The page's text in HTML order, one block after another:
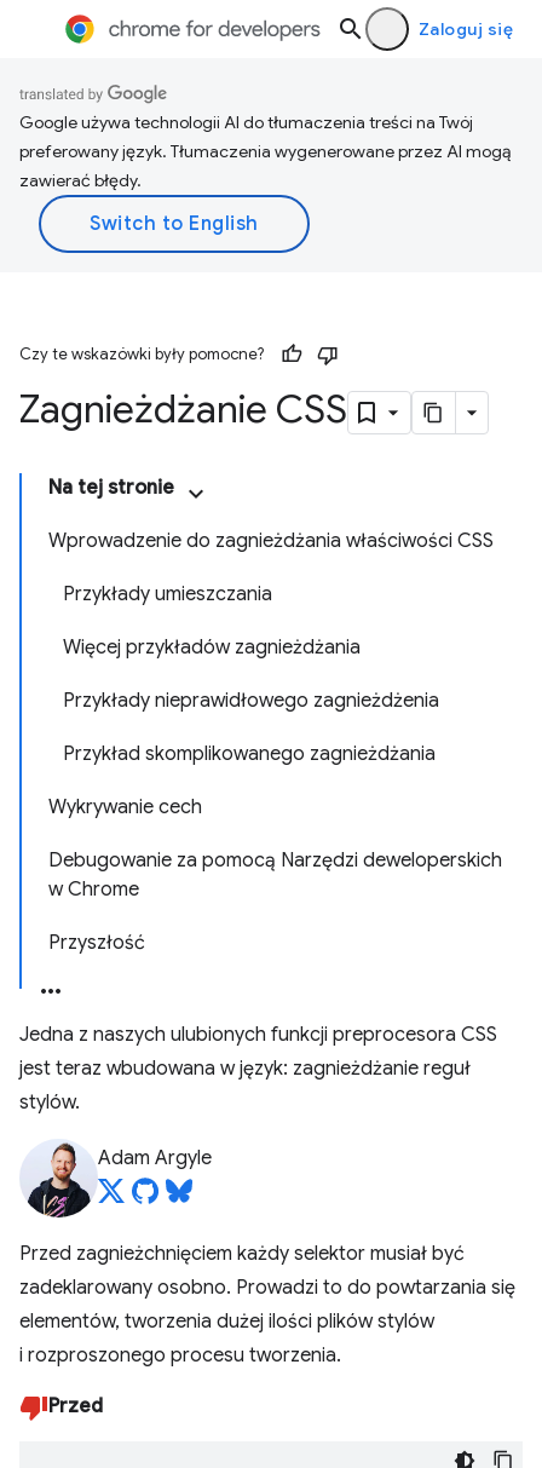
Zaloguj się
Google używa technologii AI do tłumaczenia treści na Twój
preferowany język. Tłumaczenia wygenerowane przez AI mogą
zawierać błędy.
Czy te wskazówki były pomocne?
Zagnieżdżanie CSS
Na tej stronie
Wprowadzenie do zagnieżdżania właściwości CSS
Przykłady umieszczania
Więcej przykładów zagnieżdżania
Przykłady nieprawidłowego zagnieżdżenia
Przykład skomplikowanego zagnieżdżania
Wykrywanie cech
Debugowanie za pomocą Narzędzi deweloperskich
w Chrome
Przyszłość
Jedna z naszych ulubionych funkcji preprocesora CSS
jest teraz wbudowana w język: zagnieżdżanie reguł
stylów.
Adam Argyle
Przed zagnieżchnięciem każdy selektor musiał być
zadeklarowany osobno. Prowadzi to do powtarzania się
elementów, tworzenia dużej ilości plików stylów
i rozproszonego procesu tworzenia.
Przed